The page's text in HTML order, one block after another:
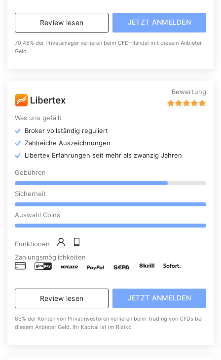
Review lesen JETZT ANMELDEN
70,48% der Privatanleger verlieren beim CFD-Handel mit diesem Anbieter
Geld
Bewertung
Was uns gefällt
Broker vollständig reguliert
Zahlreiche Auszeichnungen
Libertex Erfahrungen seit mehr als zwanzig Jahren
Gebühren
Sicherheit
Auswahl Coins
Funktionen
Zahlungsmöglichkeiten
Review lesen JETZT ANMELDEN
83% der Konten von Privatinvestoren verlieren beim Trading von CFDs bei
diesem Anbieter Geld. Ihr Kapital ist im Risiko